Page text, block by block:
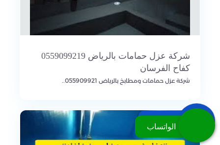
شركة عزل حمامات بالرياض 0559099219
كفاح الفرسان
شركة عزل حمامات ومطابخ بالرياض 055909921..
اتصل بنا
الواتساب